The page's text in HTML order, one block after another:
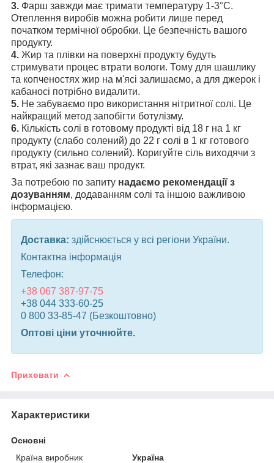
3. Фарш завжди має тримати температуру 1-3°С.
Отеплення виробів можна робити лише перед
початком термічної обробки. Це безпечність вашого
продукту.
4. Жир та плівки на поверхні продукту будуть
стримувати процес втрати вологи. Тому для шашлику
та копченостях жир на м'ясі залишаємо, а для джерок і
кабаносі потрібно видалити.
5. Не забуваємо про використання нітритної солі. Це
найкращий метод запобігти ботулізму.
6. Кількість солі в готовому продукті від 18 г на 1 кг
продукту (слабо солений) до 22 г солі в 1 кг готового
продукту (сильно солений). Коригуйте сіль виходячи з
втрат, які зазнає ваш продукт.
За потребою по запиту надаємо рекомендації з
дозуванням, додаванням солі та іншою важливою
інформацією.
Доставка: здійснюється у всі регіони України.
Контактна інформація
Телефон:
+38 067 387-97-75
+38 044 333-60-25
0 800 33-85-47 (Безкоштовно)
Оптові ціни уточнюйте.
Приховати
Характеристики
Основні
Країна виробник
Україна